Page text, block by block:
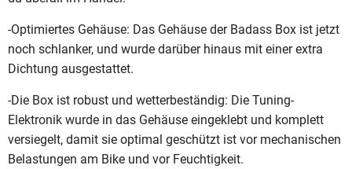
-Optimiertes Gehäuse: Das Gehäuse der Badass Box ist jetzt
noch schlanker, und wurde darüber hinaus mit einer extra
Dichtung ausgestattet.
-Die Box ist robust und wetterbeständig: Die Tuning-
Elektronik wurde in das Gehäuse eingeklebt und komplett
versiegelt, damit sie optimal geschützt ist vor mechanischen
Belastungen am Bike und vor Feuchtigkeit.